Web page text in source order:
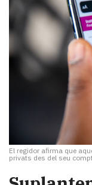
El regidor afirma que
privats des del seu